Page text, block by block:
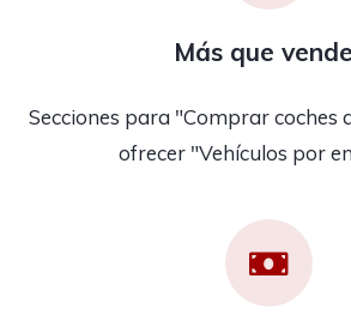
Más que
Secciones para "Comprar coches
ofrecer "Vehículos por